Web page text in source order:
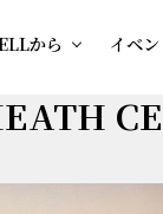
から イベ